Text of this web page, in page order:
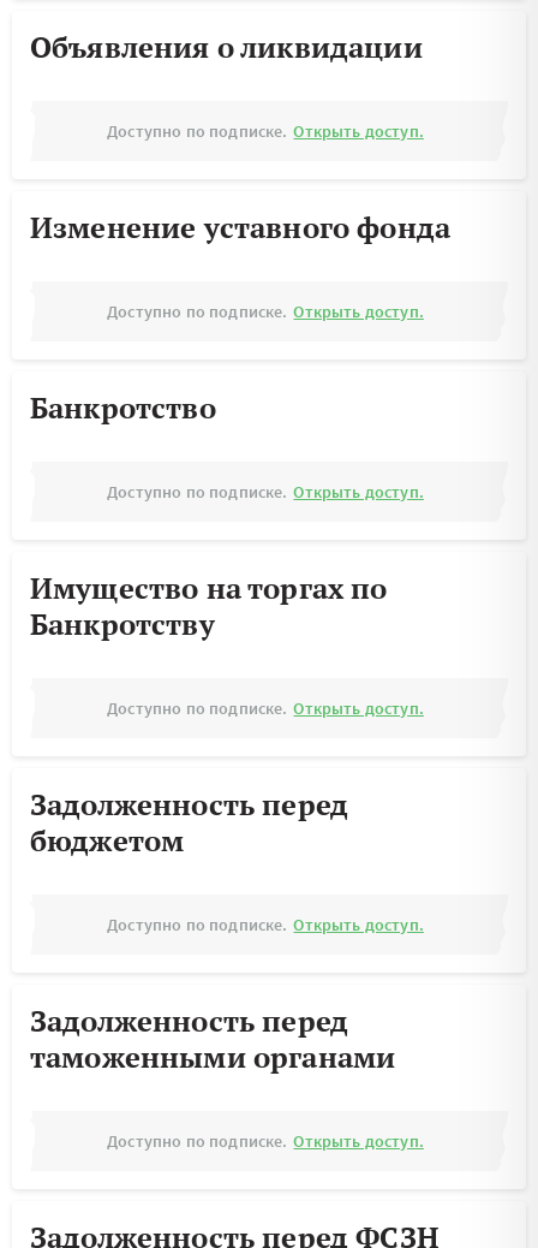
Объявления о ликвидации
Доступно по подписке. Открыть доступ.
Изменение уставного фонда
Доступно по подписке. Открыть доступ.
Банкротство
Доступно по подписке. Открыть доступ.
Имущество на торгах по
Банкротству
Доступно по подписке. Открыть доступ.
Задолженность перед
бюджетом
Доступно по подписке. Открыть доступ.
Задолженность перед
таможенными органами
Доступно по подписке. Открыть доступ.
Задолженность перед ФСЗН